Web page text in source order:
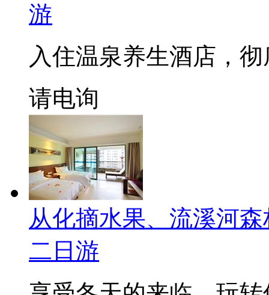
游
入住温泉养生酒店，
请电询
从化摘水果、流溪河
二日游